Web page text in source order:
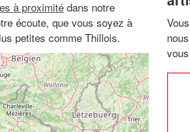
à proximitédans notre
écoute, que vous soyez à
petites comme Thillois.